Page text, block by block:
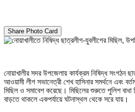
Share Photo Card
নোয়াখালীর সদর উপজেলায় কার্যক্রম নিষিদ্ধ সংগঠন
আওয়ামী লীগ সভানেত্রী শেখ হাসিনার সমর্থনে এবং
মিছিল ও সমাবেশ করেছে। মিছিলের শুরুতে পুলিশ বাধা
বাড়তে থাকলে একপর্যায়ে ঘটনাস্থল থেকে সরে যায়।